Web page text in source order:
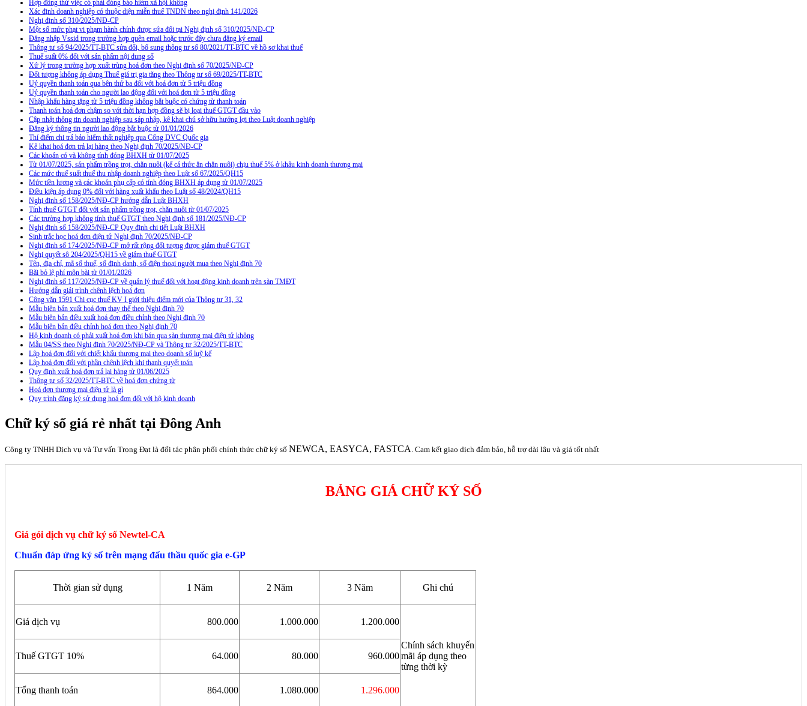
Hợp đồng thử việc có phải đóng bảo hiểm xã hội không
Xác định doanh nghiệp có thuộc diện miễn thuế TNDN theo nghị định 141/2026
Nghị định số 310/2025/NĐ-CP
Một số mức phạt vi phạm hành chính được sửa đổi tại Nghị định số 310/2025/NĐ-CP
Đăng nhập Vssid trong trường hợp quên email hoặc trước đây chưa đăng ký email
Thông tư số 94/2025/TT-BTC sửa đổi, bổ sung thông tư số 80/2021/TT-BTC về hồ sơ khai thuế
Thuế suất 0% đối với sản phẩm nội dung số
Xử lý trong trường hợp xuất trùng hoá đơn theo Nghị định số 70/2025/NĐ-CP
Đối tượng không áp dụng Thuế giá trị gia tăng theo Thông tư số 69/2025/TT-BTC
Uỷ quyền thanh toán qua bên thứ ba đối với hoá đơn từ 5 triệu đồng
Uỷ quyền thanh toán cho người lao động đối với hoá đơn từ 5 triệu đồng
Nhập khẩu hàng tặng từ 5 triệu đồng không bắt buộc có chứng từ thanh toán
Thanh toán hoá đơn chậm so với thời hạn hợp đồng sẽ bị loại thuế GTGT đầu vào
Cập nhật thông tin doanh nghiệp sau sáp nhập, kê khai chủ sở hữu hưởng lợi theo Luật doanh nghiệp
Đăng ký thông tin người lao động bắt buộc từ 01/01/2026
Thí điểm chi trả bảo hiểm thất nghiệp qua Cổng DVC Quốc gia
Kê khai hoá đơn trả lại hàng theo Nghị định 70/2025/NĐ-CP
Các khoản có và không tính đóng BHXH từ 01/07/2025
Từ 01/07/2025, sản phẩm trồng trọt, chăn nuôi (kể cả thức ăn chăn nuôi) chịu thuế 5% ở khâu kinh doanh thương mại
Các mức thuế suất thuế thu nhập doanh nghiệp theo Luật số 67/2025/QH15
Mức tiền lương và các khoản phụ cấp có tính đóng BHXH áp dụng từ 01/07/2025
Điều kiện áp dụng 0% đối với hàng xuất khẩu theo Luật số 48/2024/QH15
Nghị định số 158/2025/NĐ-CP hướng dẫn Luật BHXH
Tính thuế GTGT đối với sản phẩm trồng trọt, chăn nuôi từ 01/07/2025
Các trường hợp không tính thuế GTGT theo Nghị định số 181/2025/NĐ-CP
Nghị định số 158/2025/NĐ-CP Quy định chi tiết Luật BHXH
Sinh trắc học hoá đơn điện tử Nghị định 70/2025/NĐ-CP
Nghị định số 174/2025/NĐ-CP mở rất rộng đối tượng được giảm thuế GTGT
Nghị quyết sô 204/2025/QH15 về giảm thuế GTGT
Tên, địa chỉ, mã số thuế, số định danh, số điện thoại người mua theo Nghị định 70
Bãi bỏ lệ phí môn bài từ 01/01/2026
Nghị định số 117/2025/NĐ-CP về quản lý thuế đối với hoạt động kinh doanh trên sàn TMĐT
Hướng dẫn giải trình chênh lệch hoá đơn
Công văn 1591 Chi cục thuế KV I giới thiệu điểm mới của Thông tư 31, 32
Mẫu biên bản xuất hoá đơn thay thế theo Nghị định 70
Mẫu biên bản điều xuất hoá đơn điều chỉnh theo Nghị định 70
Mẫu biên bản điều chỉnh hoá đơn theo Nghị định 70
Hộ kinh doanh có phải xuất hoá đơn khi bán qua sàn thương mại điện tử không
Mẫu 04/SS theo Nghi định 70/2025/NĐ-CP và Thông tư 32/2025/TT-BTC
Lập hoá đơn đối với chiết khấu thương mại theo doanh số luỹ kế
Lập hoá đơn đối với phần chênh lệch khi thanh quyết toán
Quy định xuất hoá đơn trả lại hàng từ 01/06/2025
Thông tư số 32/2025/TT-BTC về hoá đơn chứng từ
Hoá đơn thương mại điện tử là gì
Quy trình đăng ký sử dụng hoá đơn đối với hộ kinh doanh
Chữ ký số giá rẻ nhất tại Đông Anh
Công ty TNHH Dịch vụ và Tư vấn Trọng Đạt là đối tác phân phối chính thức chữ ký số NEWCA, EASYCA, FASTCA . Cam kết giao dịch đảm bảo, hỗ trợ dài lâu và giá tốt nhất
BẢNG GIÁ CHỮ KÝ SỐ
Giá gói dịch vụ chữ ký số Newtel-CA
Chuẩn đáp ứng ký số trên mạng đấu thầu quốc gia e-GP
Thời gian sử dụng 1 Năm 2 Năm 3 Năm Ghi chú
Giá dịch vụ 800.000 1.000.000 1.200.000
Chính sách khuyến
mãi áp dụng theo
từng thời kỳ
Thuế GTGT 10% 64.000 80.000 960.000
Tổng thanh toán 864.000 1.080.000 1.296.000